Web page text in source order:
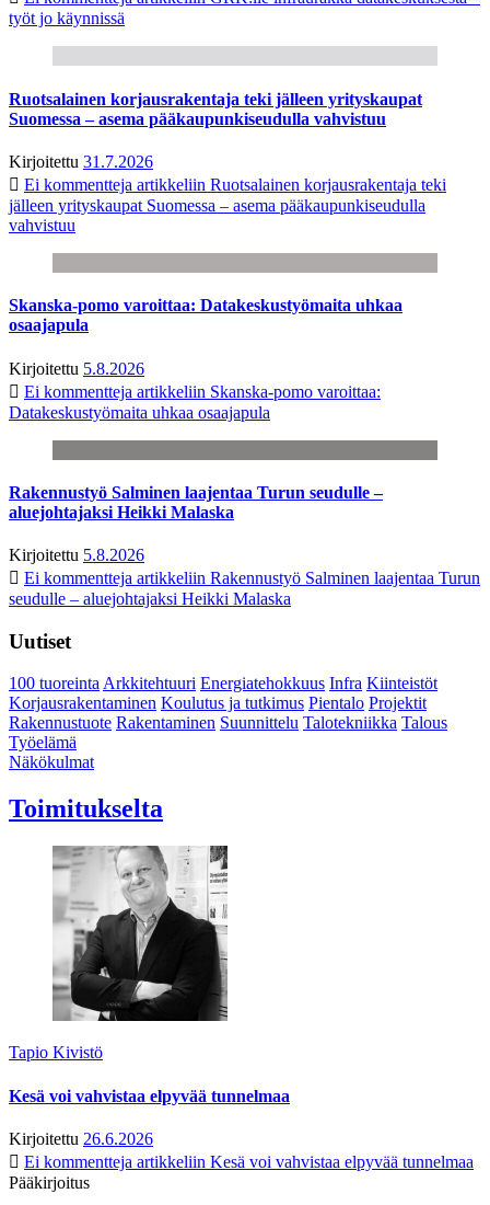
työt jo käynnissä
Ruotsalainen korjausrakentaja teki jälleen yrityskaupat
Suomessa – asema pääkaupunkiseudulla vahvistuu
Kirjoitettu 31.7.2026
Ei kommentteja artikkeliin Ruotsalainen korjausrakentaja teki
jälleen yrityskaupat Suomessa – asema pääkaupunkiseudulla
vahvistuu
Skanska-pomo varoittaa: Datakeskustyömaita uhkaa
osaajapula
Kirjoitettu 5.8.2026
Ei kommentteja artikkeliin Skanska-pomo varoittaa:
Datakeskustyömaita uhkaa osaajapula
Rakennustyö Salminen laajentaa Turun seudulle –
aluejohtajaksi Heikki Malaska
Kirjoitettu 5.8.2026
Ei kommentteja artikkeliin Rakennustyö Salminen laajentaa Turun
seudulle – aluejohtajaksi Heikki Malaska
Uutiset
100 tuoreintaArkkitehtuuri Energiatehokkuus Infra Kiinteistöt
Korjausrakentaminen Koulutus ja tutkimus Pientalo Projektit
Rakennustuote Rakentaminen Suunnittelu Talotekniikka Talous
Työelämä
Näkökulmat
Toimitukselta
Tapio Kivistö
Kesä voi vahvistaa elpyvää tunnelmaa
Kirjoitettu 26.6.2026
Ei kommentteja artikkeliin Kesä voi vahvistaa elpyvää tunnelmaa
Pääkirjoitus